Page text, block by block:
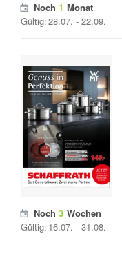
Noch 1 Monat
Gültig:28.07. - 22.09.
Noch 3 Wochen
Gültig: 16.07. - 31.08.